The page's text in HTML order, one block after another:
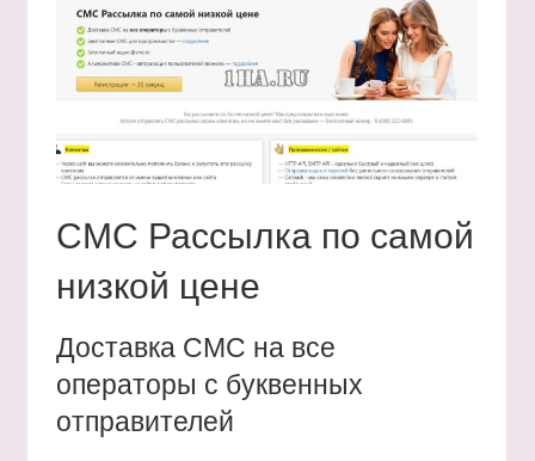
СМС Рассылка по самой
низкой цене
Доставка СМС на все
операторы с буквенных
отправителей